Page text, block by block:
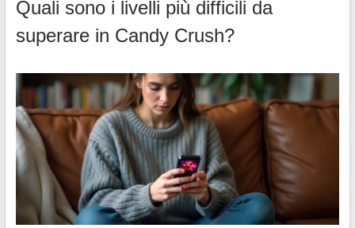
Quali sono i livelli più difficili da
superare in Candy Crush?